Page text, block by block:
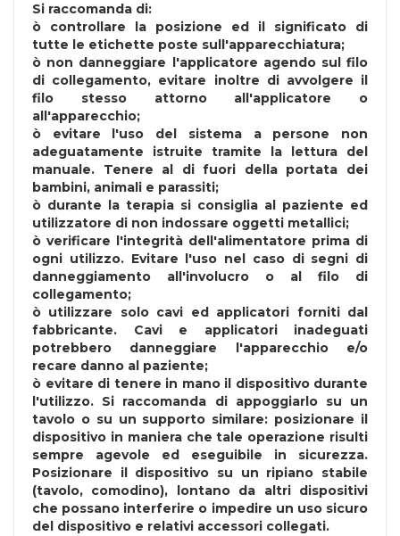
Si raccomanda di:
ò controllare la posizione ed il significato di
tutte le etichette poste sull'apparecchiatura;
ò non danneggiare l'applicatore agendo sul filo
di collegamento, evitare inoltre di avvolgere il
filo stesso attorno all'applicatore o
all'apparecchio;
ò evitare l'uso del sistema a persone non
adeguatamente istruite tramite la lettura del
manuale. Tenere al di fuori della portata dei
bambini, animali e parassiti;
ò durante la terapia si consiglia al paziente ed
utilizzatore di non indossare oggetti metallici;
ò verificare l'integrità dell'alimentatore prima di
ogni utilizzo. Evitare l'uso nel caso di segni di
danneggiamento all'involucro o al filo di
collegamento;
ò utilizzare solo cavi ed applicatori forniti dal
fabbricante. Cavi e applicatori inadeguati
potrebbero danneggiare l'apparecchio e/o
recare danno al paziente;
ò evitare di tenere in mano il dispositivo durante
l'utilizzo. Si raccomanda di appoggiarlo su un
tavolo o su un supporto similare: posizionare il
dispositivo in maniera che tale operazione risulti
sempre agevole ed eseguibile in sicurezza.
Posizionare il dispositivo su un ripiano stabile
(tavolo, comodino), lontano da altri dispositivi
che possano interferire o impedire un uso sicuro
del dispositivo e relativi accessori collegati.